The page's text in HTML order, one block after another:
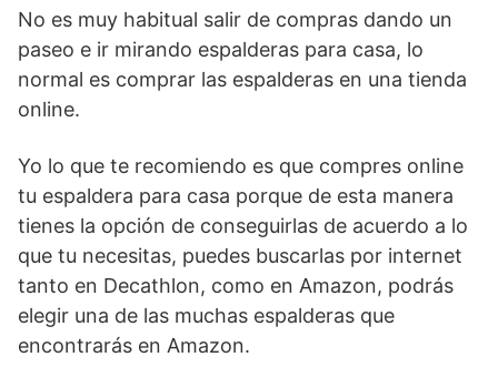
No es muy habitual salir de compras dando un
paseo e ir mirando espalderas para casa, lo
normal es comprar las espalderas en una tienda
online.
Yo lo que te recomiendo es que compres online
tu espaldera para casa porque de esta manera
tienes la opción de conseguirlas de acuerdo a lo
que tu necesitas, puedes buscarlas por internet
tanto en Decathlon, como en Amazon, podrás
elegir una de las muchas espalderas que
encontrarás en Amazon.